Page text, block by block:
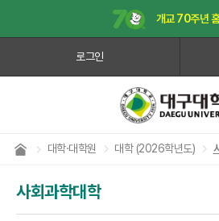
개교 70주년
로그인
대학·대학원 대학 (2026학년도)
사회과학대학